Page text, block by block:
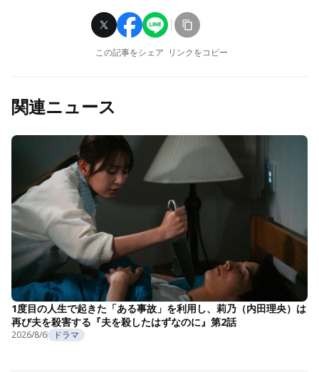
この記事をシェア リンクをコピー
関連ニュース
1度目の人生で起きた「ある事故」を利用し、莉乃（内田理央）は
再び夫を殺害する『夫を殺したはずなのに』第2話
2026/8/6 ドラマ